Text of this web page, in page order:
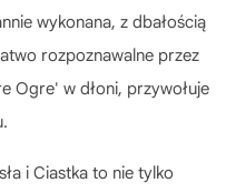
wykonana, z dbałością
rozpoznawalne przez
Ogre' w dłoni, przywołuje
i Ciastka to nie tylko